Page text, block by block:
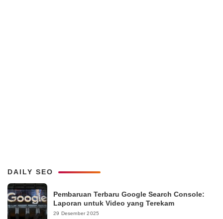
DAILY SEO
Pembaruan Terbaru Google Search Console:
Laporan untuk Video yang Terekam
29 Desember 2025